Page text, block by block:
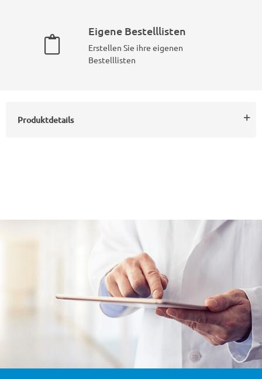
Eigene Bestelllisten
Erstellen Sie ihre eigenen
Bestelllisten
Produktdetails